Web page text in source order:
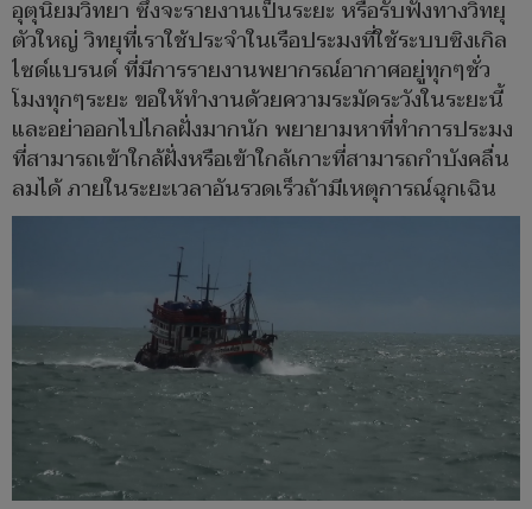
อุตุนิยมวิทยา ซึ่งจะรายงานเป็นระยะ หรือรับฟังทางวิทยุ
ตัวใหญ่ วิทยุที่เราใช้ประจำในเรือประมงที่ใช้ระบบซิงเกิล
ไซด์แบรนด์ ที่มีการรายงานพยากรณ์อากาศอยู่ทุกๆชั่ว
โมงทุกๆระยะ ขอให้ทำงานด้วยความระมัดระวังในระยะนี้
และอย่าออกไปไกลฝั่งมากนัก พยายามหาที่ทำการประมง
ที่สามารถเข้าใกล้ฝั่งหรือเข้าใกล้เกาะที่สามารถกำบังคลื่น
ลมได้ ภายในระยะเวลาอันรวดเร็วถ้ามีเหตุการณ์ฉุกเฉิน